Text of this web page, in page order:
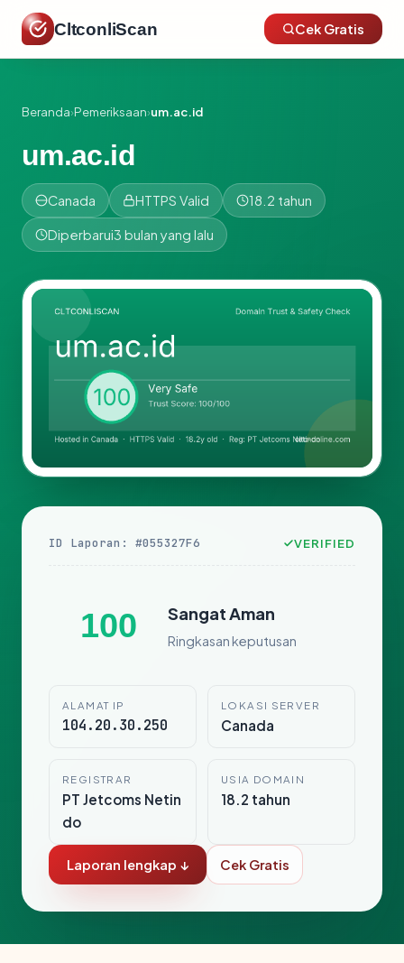
CltconliScan Cek Gratis
Beranda›Pemeriksaan›um.ac.id
um.ac.id
Canada HTTPS Valid 18.2 tahun
Diperbarui3 bulan yang lalu
ID Laporan: #055327F6 VERIFIED
100 Sangat Aman
Ringkasan keputusan
ALAMAT IP
104.20.30.250
LOKASI SERVER
Canada
REGISTRAR
PT Jetcoms Netin
do
USIA DOMAIN
18.2 tahun
Laporan lengkap ↓ Cek Gratis